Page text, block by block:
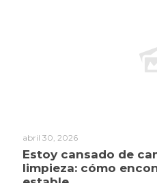
abril 30, 2026
Estoy cansado de
limpieza: cómo